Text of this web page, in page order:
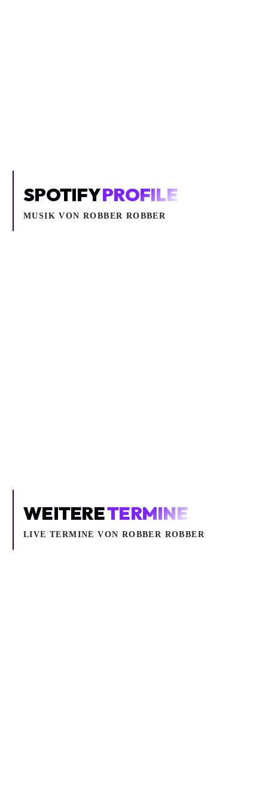
SPOTIFYPROFILE
MUSIK VONROBBER ROBBER
WEITERETERMINE
LIVE TERMINE VON ROBBER ROBBER